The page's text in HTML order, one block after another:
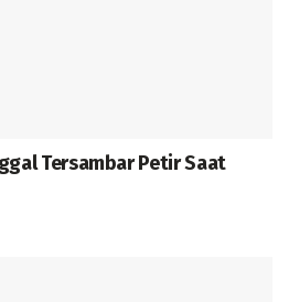
Tersambar Petir Saat